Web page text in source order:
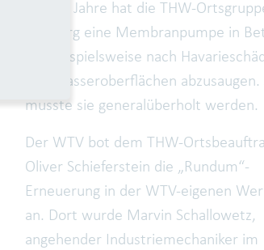
Seit 35 Jahre hat die THW-
Siegburg eine Membranpumpe in
um beispielsweise nach
von Wasseroberflächen
musste sie generalüberholt werden.
Der WTV bot dem THW-
Oliver Schieferstein die „Rundum“-
Erneuerung in der WTV-eigenen
an. Dort wurde Marvin Schallowetz,
angehender Industriemechaniker im